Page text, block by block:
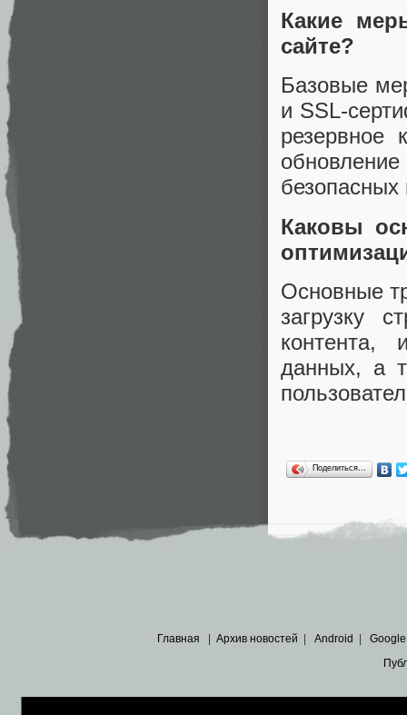
Какие
сайте?
Базовые
и SSL-
резервное
безопасных
Каковы
Основные
загрузку
контента,
данных, а
Поделиться…
Главная Архив новостей Android Google